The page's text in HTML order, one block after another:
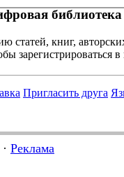
библиотека
статей, книг,
зарегистрироваться в
Пригласить друга
· Реклама